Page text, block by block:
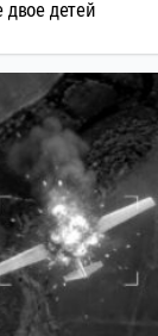
двое детей